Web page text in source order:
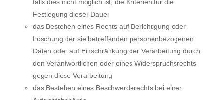
falls dies nicht möglich ist, die Kriterien für die
Festlegung dieser Dauer
das Bestehen eines Rechts auf Berichtigung oder
Löschung der sie betreffenden personenbezogenen
Daten oder auf Einschränkung der Verarbeitung durch
den Verantwortlichen oder eines Widerspruchsrechts
gegen diese Verarbeitung
das Bestehen eines Beschwerderechts bei einer